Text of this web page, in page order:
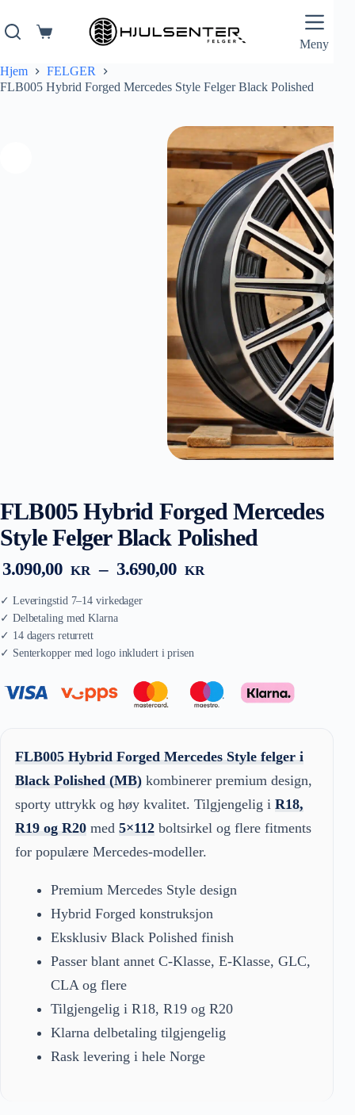
innholdetHandlekurv Meny
Hjem
FELGER
FLB005 Hybrid Forged Mercedes Style Felger Black Polished
FLB005 Hybrid Forged Mercedes
Style Felger Black Polished
3.090,00 KR – 3.690,00 KR
FLB005 Hybrid Forged Mercedes Style felger i
Black Polished (MB) kombinerer premium design,
sporty uttrykk og høy kvalitet. Tilgjengelig i R18,
R19 og R20 med 5×112 boltsirkel og flere fitments
for populære Mercedes-modeller.
Premium Mercedes Style design
Hybrid Forged konstruksjon
Eksklusiv Black Polished finish
Passer blant annet C-Klasse, E-Klasse, GLC,
CLA og flere
Tilgjengelig i R18, R19 og R20
Klarna delbetaling tilgjengelig
Rask levering i hele Norge